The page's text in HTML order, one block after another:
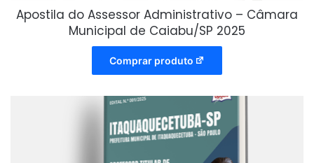
Apostila do Assessor Administrativo – Câmara
Municipal de Caiabu/SP 2025
Comprar produto